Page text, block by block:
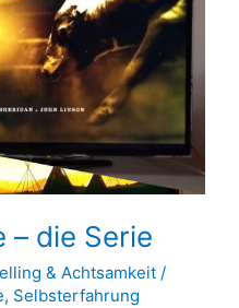
– die Serie
& Achtsamkeit /
, Selbsterfahrung